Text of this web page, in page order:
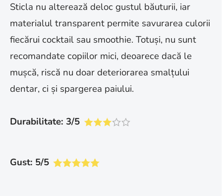
Sticla nu alterează deloc gustul băuturii, iar
materialul transparent permite savurarea culorii
fiecărui cocktail sau smoothie. Totuși, nu sunt
recomandate copiilor mici, deoarece dacă le
mușcă, riscă nu doar deteriorarea smalțului
dentar, ci și spargerea paiului.
Durabilitate: 3/5
Gust: 5/5